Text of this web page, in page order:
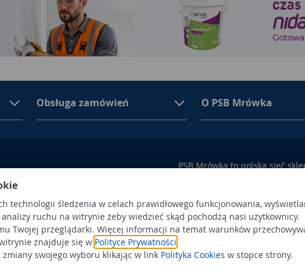
technologii śledzenia w celach prawidłowego funkcjonowania,
ruchu na witrynie żeby wiedzieć skąd pochodzą nasi użytkownicy.
Twojej przeglądarki. Więcej informacji na temat warunków
znajduje się w Polityce Prywatności
swojego wyboru klikając w link Polityka Cookies w stopce strony.
Obsługa zamówień O PSB Mrówka
28-100 Busko-Zdrój
przez Sąd Rejonowy w
366438684,
posiada status dużego przedsiębiorcy.
PSB Mrówka to polska sieć
także artykuły związane z
Obowiązek